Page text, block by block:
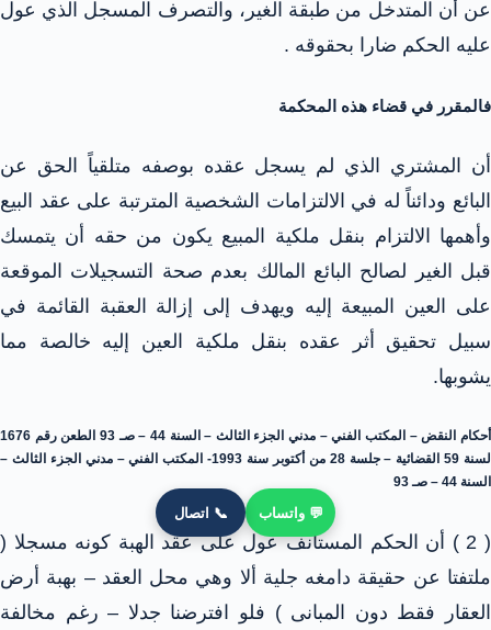
عن أن المتدخل من طبقة الغير، والتصرف المسجل الذي عول
عليه الحكم ضارا بحقوقه .
فالمقرر في قضاء هذه المحكمة
أن المشتري الذي لم يسجل عقده بوصفه متلقياً الحق عن
البائع ودائناً له في الالتزامات الشخصية المترتبة على عقد البيع
وأهمها الالتزام بنقل ملكية المبيع يكون من حقه أن يتمسك
قبل الغير لصالح البائع المالك بعدم صحة التسجيلات الموقعة
على العين المبيعة إليه ويهدف إلى إزالة العقبة القائمة في
سبيل تحقيق أثر عقده بنقل ملكية العين إليه خالصة مما
يشوبها.
أحكام النقض – المكتب الفني – مدني الجزء الثالث – السنة 44 – صـ 93 الطعن رقم 1676
لسنة 59 القضائية – جلسة 28 من أكتوبر سنة 1993- المكتب الفني – مدني الجزء الثالث –
السنة 44 – صـ 93
( 2 ) أن الحكم المستأنف عول على عقد الهبة كونه مسجلا (
ملتفتا عن حقيقة دامغه جلية ألا وهي محل العقد – بهبة أرض
العقار فقط دون المبانى ) فلو افترضنا جدلا – رغم مخالفة
💬 واتساب 📞 اتصال